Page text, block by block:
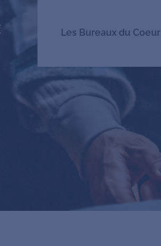
Les Bureaux du Coeur